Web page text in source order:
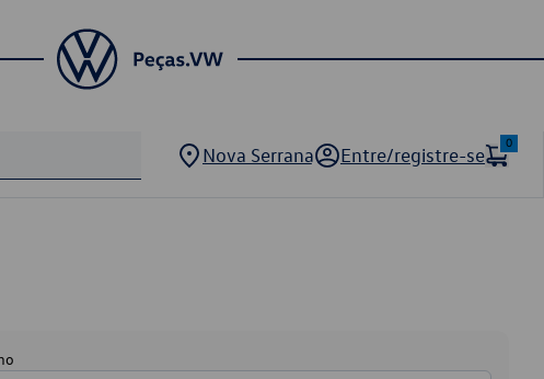
Nova Serrana Entre/registre-se
0